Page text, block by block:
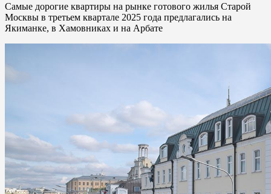
Самые дорогие квартиры на рынке готового жилья Старой
Москвы в третьем квартале 2025 года предлагались на
Якиманке, в Хамовниках и на Арбате